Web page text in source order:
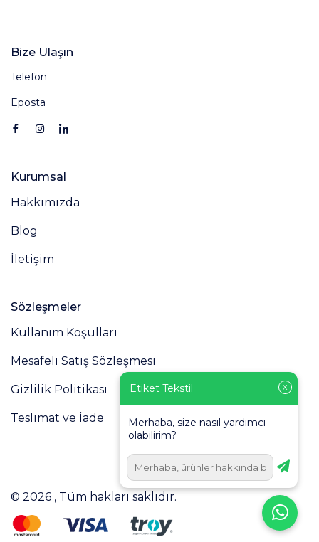
Bize Ulaşın
Telefon
Eposta
Kurumsal
Hakkımızda
Blog
İletişim
Sözleşmeler
Kullanım Koşulları
Mesafeli Satış Sözleşmesi
Gizlilik Politikası
Teslimat ve İade
© 2026 , Tüm hakları saklıdır.
X
Etiket Tekstil
Merhaba, size nasıl yardımcı
olabilirim?